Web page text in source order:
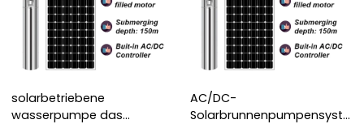
solarbetriebene
wasserpumpe das
AC/DC-